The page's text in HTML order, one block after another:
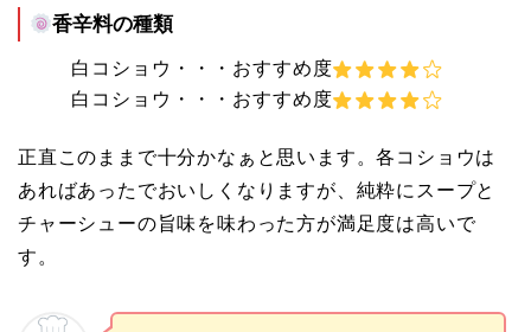
香辛料の種類
白コショウ・・・おすすめ度
白コショウ・・・おすすめ度
正直このままで十分かなぁと思います。各コショウは
あればあったでおいしくなりますが、純粋にスープと
チャーシューの旨味を味わった方が満足度は高いで
す。